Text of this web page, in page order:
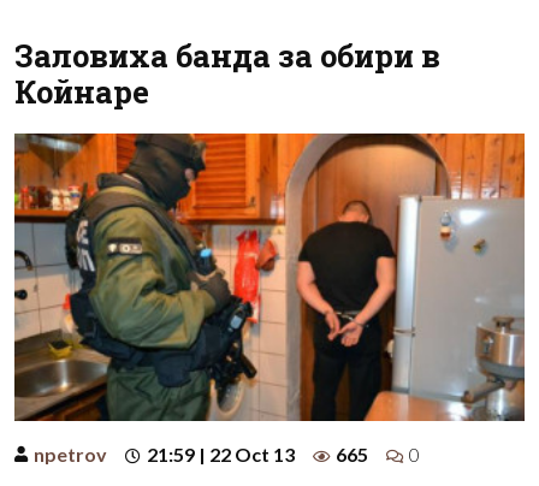
Заловиха банда за обири в
Койнаре
npetrov 21:59 | 22 Oct 13 665 0